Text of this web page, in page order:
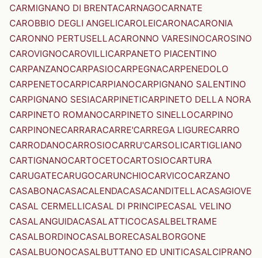
CARMIGNANO DI BRENTACARNAGOCARNATE
CAROBBIO DEGLI ANGELICAROLEICARONACARONIA
CARONNO PERTUSELLACARONNO VARESINOCAROSINO
CAROVIGNOCAROVILLICARPANETO PIACENTINO
CARPANZANOCARPASIOCARPEGNACARPENEDOLO
CARPENETOCARPICARPIANOCARPIGNANO SALENTINO
CARPIGNANO SESIACARPINETICARPINETO DELLA NORA
CARPINETO ROMANOCARPINETO SINELLOCARPINO
CARPINONECARRARACARRE'CARREGA LIGURECARRO
CARRODANOCARROSIOCARRU'CARSOLICARTIGLIANO
CARTIGNANOCARTOCETOCARTOSIOCARTURA
CARUGATECARUGOCARUNCHIOCARVICOCARZANO
CASABONACASACALENDACASACANDITELLACASAGIOVE
CASAL CERMELLICASAL DI PRINCIPECASAL VELINO
CASALANGUIDACASALATTICOCASALBELTRAME
CASALBORDINOCASALBORECASALBORGONE
CASALBUONOCASALBUTTANO ED UNITICASALCIPRANO